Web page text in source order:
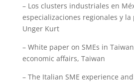
– Los clusters industriales en
especializaciones regionales y
Unger Kurt
– White paper on SMEs in
economic affairs, Taiwan
– The Italian SME experience